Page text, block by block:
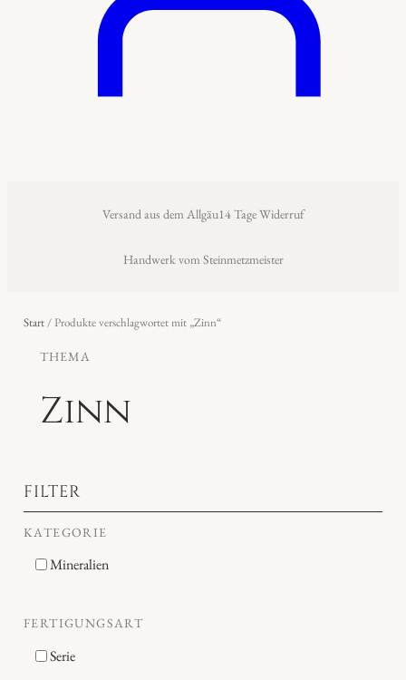
Versand aus dem Allgäu14 Tage Widerruf
Handwerk vom Steinmetzmeister
Start/ Produkte verschlagwortet mit „Zinn“
THEMA
Zinn
FILTER
KATEGORIE
Mineralien
FERTIGUNGSART
Serie